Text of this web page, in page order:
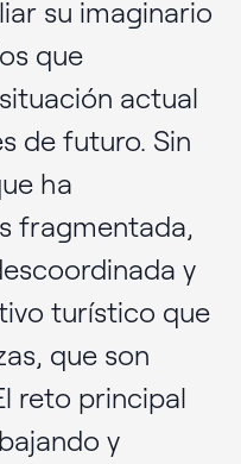
su imaginario
que
actual
de futuro. Sin
ha
fragmentada,
y
turístico que
que son
reto principal
y